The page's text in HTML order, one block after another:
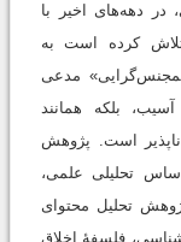
دهه‌های اخیر با
تلاش کرده است به
مدعی
بلکه همانند
است. پژوهش
تحلیلی علمی،
تحلیل محتوای
فلسفۀ اخلاق